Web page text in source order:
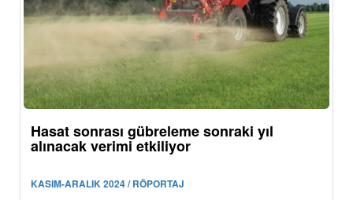
Hasat sonrası gübreleme sonraki yıl
alınacak verimi etkiliyor
KASIM-ARALIK 2024 / RÖPORTAJ